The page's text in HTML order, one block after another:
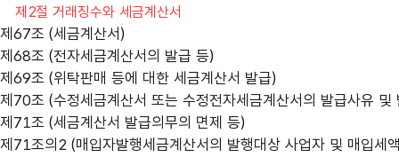
제2절 거래징수와 세금계산서
제67조 (세금계산서)
제68조 (전자세금계산서의 발급 등)
제69조 (위탁판매 등에 대한 세금계산서 발급)
제70조 (수정세금계산서 또는 수정전자세금계산서의 발급사유 및
제71조 (세금계산서 발급의무의 면제 등)
제71조의2 (매입자발행세금계산서의 발행대상 사업자 및 매입세